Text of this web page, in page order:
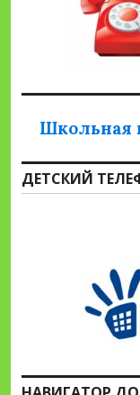
Школьная
ДЕТСКИЙ